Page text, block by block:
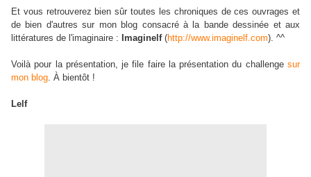
Et vous retrouverez bien sûr toutes les chroniques de ces ouvrages et
de bien d'autres sur mon blog consacré à la bande dessinée et aux
littératures de l'imaginaire : Imaginelf(http://www.imaginelf.com). ^^
Voilà pour la présentation, je file faire la présentation du challenge sur
mon blog. À bientôt !
Lelf